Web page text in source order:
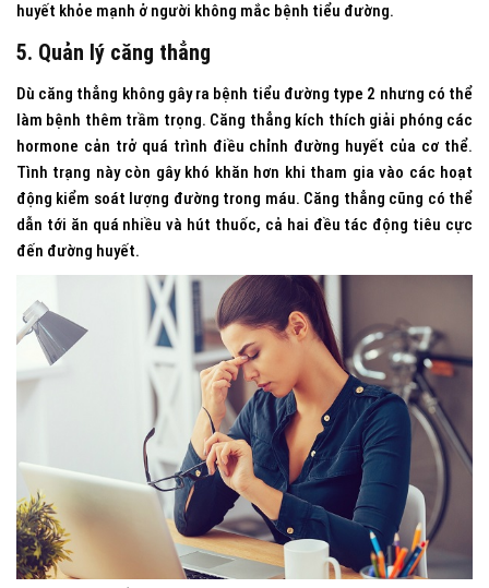
huyết khỏe mạnh ở người không mắc bệnh tiểu đường.
5. Quản lý căng thẳng
Dù căng thẳng không gây ra bệnh tiểu đường type 2 nhưng có thể
làm bệnh thêm trầm trọng. Căng thẳng kích thích giải phóng các
hormone cản trở quá trình điều chỉnh đường huyết của cơ thể.
Tình trạng này còn gây khó khăn hơn khi tham gia vào các hoạt
động kiểm soát lượng đường trong máu. Căng thẳng cũng có thể
dẫn tới ăn quá nhiều và hút thuốc, cả hai đều tác động tiêu cực
đến đường huyết.